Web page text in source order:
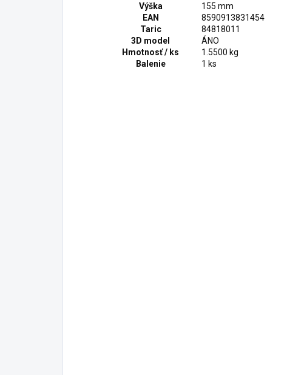
Výška
155 mm
EAN
8590913831454
Taric
84818011
3D model
ÁNO
Hmotnosť / ks
1.5500 kg
Balenie
1 ks